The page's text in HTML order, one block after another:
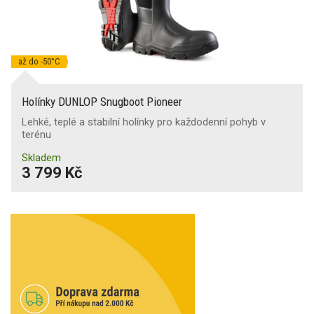
až do -50°C
Holínky DUNLOP Snugboot Pioneer
Lehké, teplé a stabilní holínky pro každodenní pohyb v
terénu
Skladem
3 799 Kč